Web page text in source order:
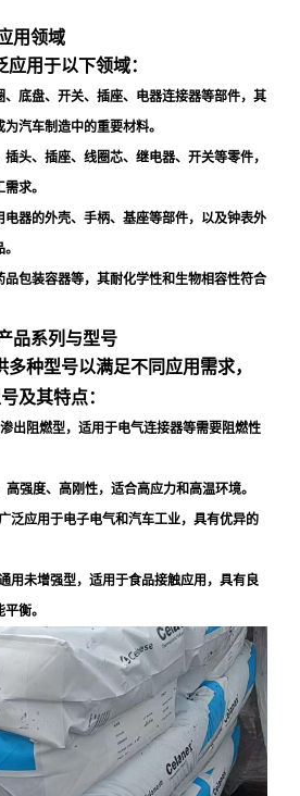
用领域
用于以下领域：
、底盘、开关、插座、电器连接器等部件，其
为汽车制造中的重要材料。
插头、插座、线圈芯、继电器、开关等零件，
需求。
电器的外壳、手柄、基座等部件，以及钟表外
。
品包装容器等，其耐化学性和生物相容性符合
品系列与型号
种型号以满足不同应用需求，
及其特点：
出阻燃型，适用于电气连接器等需要阻燃性
高强度、高刚性，适合高应力和高温环境。
泛应用于电子电气和汽车工业，具有优异的
用未增强型，适用于食品接触应用，具有良
平衡。